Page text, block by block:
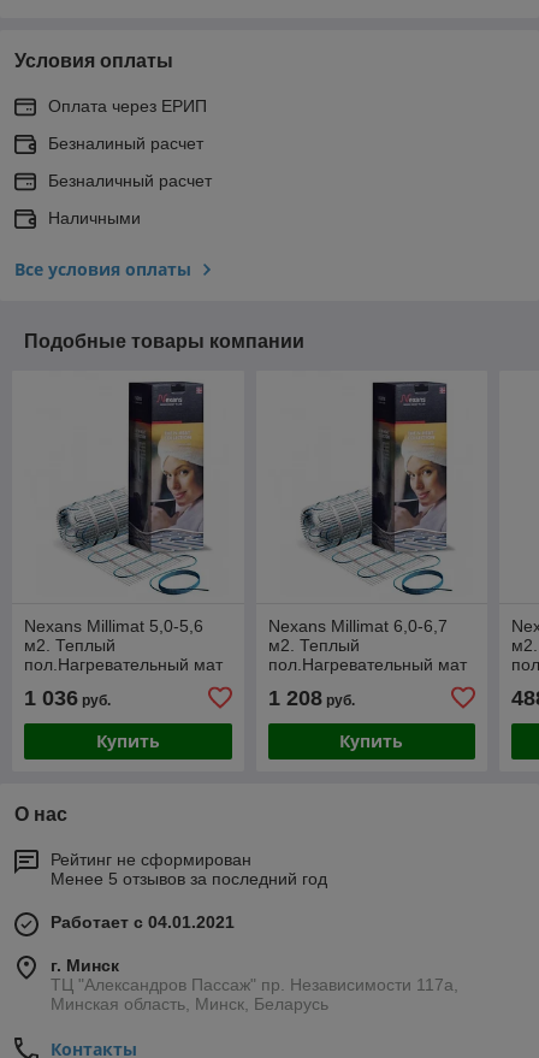
Условия оплаты
Оплата через ЕРИП
Безналиный расчет
Безналичный расчет
Наличными
Все условия оплаты
Подобные товары компании
Nexans Millimat 5,0-5,6
м2. Теплый
пол.Нагревательный мат
1 036 руб.
Купить
Nexans Millimat 6,0-6,7
м2. Теплый
пол.Нагревательный мат
1 208руб.
Купить
О нас
Рейтинг не сформирован
Менее 5 отзывов за последний год
Работает с 04.01.2021
г. Минск
ТЦ "Александров Пассаж" пр. Независимости 117а,
Минская область, Минск, Беларусь
Контакты